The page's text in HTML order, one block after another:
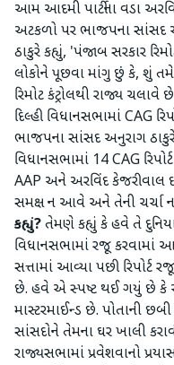
આમ આદમી પાર્ટીના વડા
અટકળો પર ભાજપના સાંસદ
ઠાકુરે કહ્યું, 'પંજાબ સરકાર
લોકોને પૂછવા માંગુ છું કે, શું
રિમોટ કંટ્રોલથી રાજ્ય
દિલ્હી વિધાનસભામાં CAG
ભાજપના સાંસદ અનુરાગ
વિધાનસભામાં 14 CAG
AAP અને અરવિંદ કેજરીવાલ
સમક્ષ ન આવે અને તેની ચર્ચા
કહ્યું?તેમણે કહ્યું કે હવે તે
વિધાનસભામાં રજૂ કરવામાં
સત્તામાં આવ્યા પછી
છે. હવે એ સ્પષ્ટ થઈ ગયું છે કે
માસ્ટરમાઈન્ડ છે. પોતાની
સાંસદોને તેમના ઘર ખાલી
રાજ્યસભામાં પ્રવેશવાનો